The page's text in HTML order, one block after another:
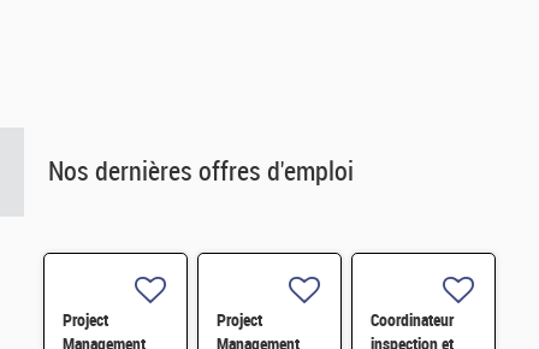
Nos dernières offres d'emploi
Project
Management
Project
Management
Coordinateur
inspection et